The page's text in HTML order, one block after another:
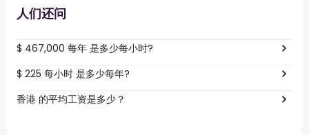
人们还问
$ 467,000 每年 是多少每小时?
$ 225 每小时 是多少每年?
香港 的平均工资是多少？